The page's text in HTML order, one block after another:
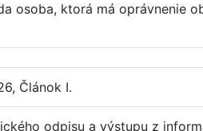
osoba, ktorá má oprávnenie
Článok I.
odpisu a výstupu z